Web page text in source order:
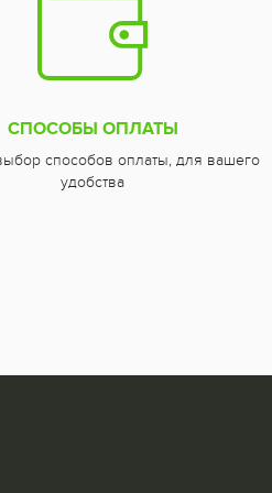
СПОСОБЫ ОПЛАТЫ
способов оплаты, для вашего
удобства